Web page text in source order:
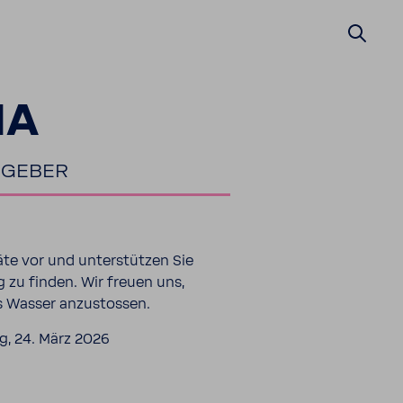
vor und unter­stützen Sie
zu finden. Wir freuen uns,
anzu­stossen.
24. März 2026